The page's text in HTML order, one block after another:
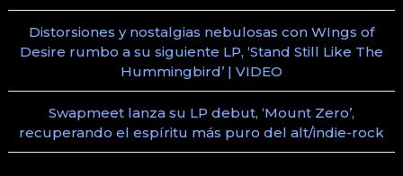
Distorsiones y nostalgias nebulosas con WIngs of
Desire rumbo a su siguiente LP, ‘Stand Still Like The
Hummingbird’ | VIDEO
Swapmeet lanza su LP debut, ‘Mount Zero’,
recuperando el espíritu más puro del alt/indie-rock